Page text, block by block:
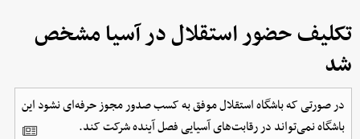
تکلیف حضور استقلال در آسیا مشخص
شد
در صورتی که باشگاه استقلال موفق به کسب صدور مجوز حرفه‌ای نشود این
باشگاه نمی‌تواند در رقابت‌های آسیایی فصل آینده شرکت کند.